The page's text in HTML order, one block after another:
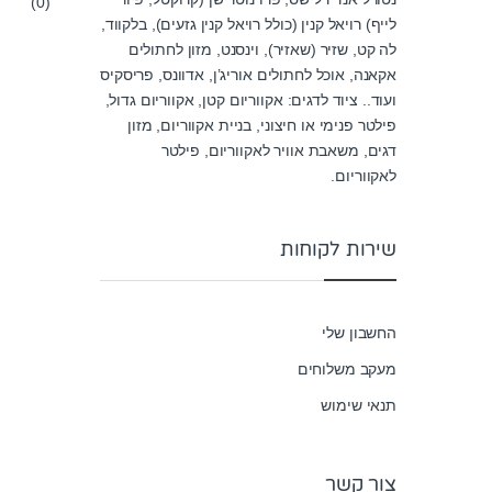
0
לייף) רויאל קנין (כולל רויאל קנין גזעים), בלקווד,
לה קט, שזיר (שאזיר), וינסנט, מזון לחתולים
אקאנה, אוכל לחתולים אוריג’ן, אדוונס, פריסקיס
ועוד.. ציוד לדגים: אקווריום קטן, אקווריום גדול,
פילטר פנימי או חיצוני, בניית אקווריום, מזון
דגים, משאבת אוויר לאקווריום, פילטר
לאקווריום.
שירות לקוחות
החשבון שלי
מעקב משלוחים
תנאי שימוש
צור קשר